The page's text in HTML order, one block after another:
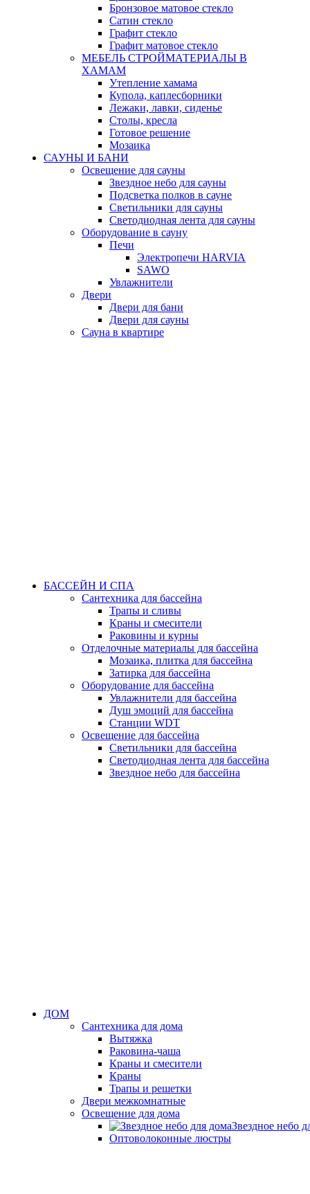
Бронзовое матовое стекло
Сатин стекло
Графит стекло
Графит матовое стекло
МЕБЕЛЬ СТРОЙМАТЕРИАЛЫ В
ХАМАМ
Утепление хамама
Купола, каплесборники
Лежаки, лавки, сиденье
Столы, кресла
Готовое решение
Мозаика
САУНЫ И БАНИ
Освещение для сауны
Звездное небо для сауны
Подсветка полков в сауне
Светильники для сауны
Светодиодная лента для сауны
Оборудование в сауну
Печи
Электропечи HARVIA
SAWO
Увлажнители
Двери
Двери для бани
Двери для сауны
Сауна в квартире
БАССЕЙН И СПА
Сантехника для бассейна
Трапы и сливы
Краны и смесители
Раковины и курны
Отделочные материалы для бассейна
Мозаика, плитка для бассейна
Затирка для бассейна
Оборудование для бассейна
Увлажнители для бассейна
Душ эмоций для бассейна
Станции WDT
Освещение для бассейна
Светильники для бассейна
Светодиодная лента для бассейна
Звездное небо для бассейна
ДОМ
Сантехника для дома
Вытяжка
Раковина-чаша
Краны и смесители
Краны
Трапы и решетки
Двери межкомнатные
Освещение для дома
Звездное небо
Оптоволоконные люстры